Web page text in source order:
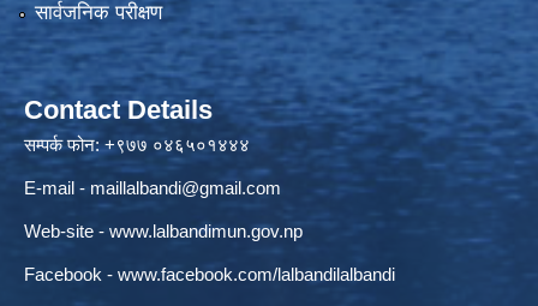
सार्वजनिक परीक्षण
Contact Details
सम्पर्क फोन: +९७७ ०४६५०१४४४
E-mail - maillalbandi@gmail.com
Web-site - www.lalbandimun.gov.np
Facebook - www.facebook.com/lalbandilalbandi